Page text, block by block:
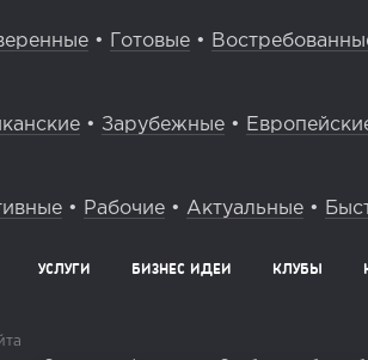
• Готовые •
• Зарубежные •
• Рабочие • Актуальные •
УСЛУГИ БИЗНЕС ИДЕИ КЛУБЫ